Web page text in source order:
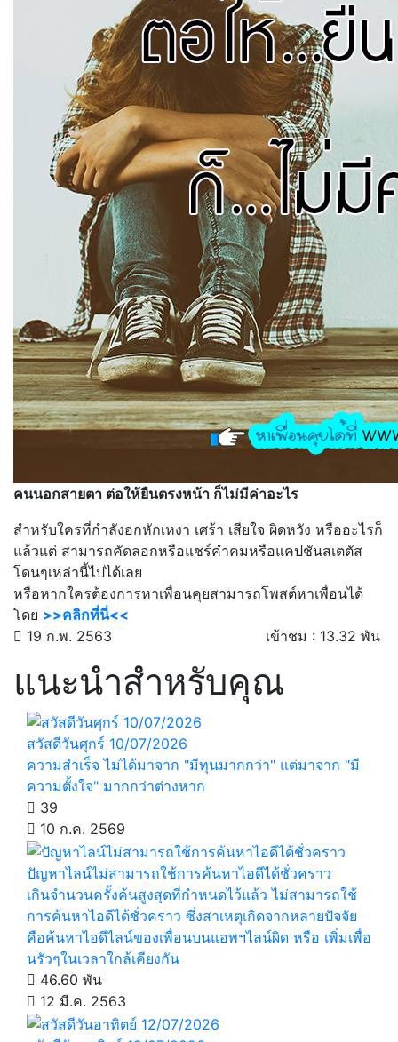
คนนอกสายตา ต่อให้ยืนตรงหน้า ก็ไม่มีค่าอะไร
สำหรับใครที่กำลังอกหักเหงา เศร้า เสียใจ ผิดหวัง หรืออะไรก็
แล้วแต่ สามารถคัดลอกหรือแชร์คำคมหรือแคปชันสเตตัส
โดนๆเหล่านี้ไปได้เลย
หรือหากใครต้องการหาเพื่อนคุยสามารถโพสต์หาเพื่อนได้
โดย >>คลิกที่นี่<<
19 ก.พ. 2563
เข้าชม : 13.32 พัน
แนะนำสำหรับคุณ
สวัสดีวันศุกร์ 10/07/2026
ความสำเร็จ ไม่ได้มาจาก "มีทุนมากกว่า" แต่มาจาก "มี
ความตั้งใจ" มากกว่าต่างหาก
39
10 ก.ค. 2569
ปัญหาไลน์ไม่สามารถใช้การค้นหาไอดีได้ชั่วคราว
เกินจำนวนครั้งค้นสูงสุดที่กำหนดไว้แล้ว ไม่สามารถใช้
การค้นหาไอดีได้ชั่วคราว ซึ่งสาเหตุเกิดจากหลายปัจจัย
คือค้นหาไอดีไลน์ของเพื่อนบนแอพฯไลน์ผิด หรือ เพิ่มเพื่อ
นรัวๆในเวลาใกล้เคียงกัน
46.60 พัน
12 มี.ค. 2563